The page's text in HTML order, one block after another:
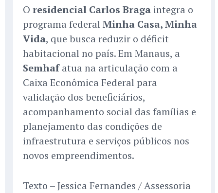
O residencial Carlos Braga integra o
programa federal Minha Casa, Minha
Vida, que busca reduzir o déficit
habitacional no país. Em Manaus, a
Semhafatua na articulação com a
Caixa Econômica Federal para
validação dos beneficiários,
acompanhamento social das famílias e
planejamento das condições de
infraestrutura e serviços públicos nos
novos empreendimentos.
Texto – Jessica Fernandes / Assessoria